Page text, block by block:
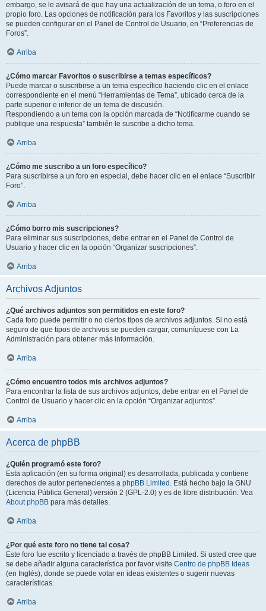
embargo, se le avisará de que hay una actualización de un tema, o foro en el
propio foro. Las opciones de notificación para los Favoritos y las suscripciones
se pueden configurar en el Panel de Control de Usuario, en “Preferencias de
Foros”.
Arriba
¿Cómo marcar Favoritos o suscribirse a temas específicos?
Puede marcar o suscribirse a un tema específico haciendo clic en el enlace
correspondiente en el menú “Herramientas de Tema”, ubicado cerca de la
parte superior e inferior de un tema de discusión.
Respondiendo a un tema con la opción marcada de “Notificarme cuando se
publique una respuesta” también le suscribe a dicho tema.
Arriba
¿Cómo me suscribo a un foro específico?
Para suscribirse a un foro en especial, debe hacer clic en el enlace “Suscribir
Foro”.
Arriba
¿Cómo borro mis suscripciones?
Para eliminar sus suscripciones, debe entrar en el Panel de Control de
Usuario y hacer clic en la opción “Organizar suscripciones”.
Arriba
Archivos Adjuntos
¿Qué archivos adjuntos son permitidos en este foro?
Cada foro puede permitir o no ciertos tipos de archivos adjuntos. Si no está
seguro de que tipos de archivos se pueden cargar, comuníquese con La
Administración para obtener más información.
Arriba
¿Cómo encuentro todos mis archivos adjuntos?
Para encontrar la lista de sus archivos adjuntos, debe entrar en el Panel de
Control de Usuario y hacer clic en la opción “Organizar adjuntos”.
Arriba
Acerca de phpBB
¿Quién programó este foro?
Esta aplicación (en su forma original) es desarrollada, publicada y contiene
derechos de autor pertenecientes a phpBB Limited . Está hecho bajo la GNU
(Licencia Pública General) versión 2 (GPL-2.0) y es de libre distribución. Vea
About phpBB para más detalles.
Arriba
¿Por qué este foro no tiene tal cosa?
Este foro fue escrito y licenciado a través de phpBB Limited. Si usted cree que
se debe añadir alguna característica por favor visite Centro de phpBB Ideas
(en Inglés), donde se puede votar en ideas existentes o sugerir nuevas
características.
Arriba